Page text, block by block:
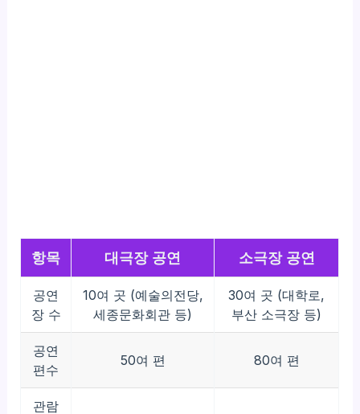
항목 대극장 공연 소극장 공연
공연
장 수
10여 곳 (예술의전당,
세종문화회관 등)
30여 곳 (대학로,
부산 소극장 등)
공연
편수
50여 편 80여 편
관람